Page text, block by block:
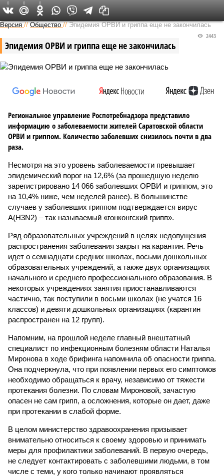
Версия в Саратове
Версия //Общество //Эпидемия ОРВИ и гриппа еще не закончилась
Эпидемия ОРВИ и гриппа еще не закончилась
2443
Региональное управление Роспотребнадзора представило
информацию о заболеваемости жителей Саратовской области
ОРВИ и гриппом. Количество заболевших снизилось почти в два
раза.
Несмотря на это уровень заболеваемости превышает
эпидемический порог на 12,6% (за прошедшую неделю
зарегистрировано 14 066 заболевших ОРВИ и гриппом, это
на 10,4% ниже, чем неделей ранее). В большинстве
случаев у заболевших гриппом подтверждается вирус
А(H3N2) – так называемый «гонконгский грипп».
Ряд образовательных учреждений в целях недопущения
распространения заболевания закрыт на карантин. Речь
идет о семнадцати средних школах, восьми дошкольных
образовательных учреждений, а также двух организациях
начального и среднего профессионального образования. В
некоторых учреждениях занятия приостанавливаются
частично, так поступили в восьми школах (не учатся 16
классов) и девяти дошкольных организациях (карантин
распространен на 12 групп).
Напомним, на прошлой неделе главный внештатный
специалист по инфекционным болезням области Наталья
Миронова в ходе брифинга напомнила об опасности гриппа.
Она подчеркнула, что при появлении первых его симптомов
необходимо обращаться к врачу, независимо от тяжести
протекания болезни. По словам Мироновой, зачастую
опасен не сам грипп, а осложнения, которые он дает, даже
при протекании в слабой форме.
В целом министерство здравоохранения призывает
внимательно относиться к своему здоровью и принимать
меры для профилактики заболеваний. В первую очередь,
не следует контактировать с заболевшими людьми, в том
числе с теми, у кого только начинают проявляться
0 0 0